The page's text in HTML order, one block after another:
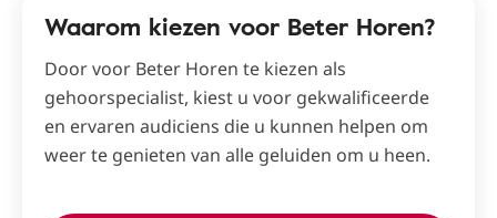
Waarom kiezen voor Beter Horen?
Door voor Beter Horen te kiezen als
gehoorspecialist, kiest u voor gekwalificeerde
en ervaren audiciens die u kunnen helpen om
weer te genieten van alle geluiden om u heen.